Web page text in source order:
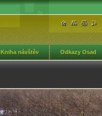
Kniha návštěv Odkazy Osad